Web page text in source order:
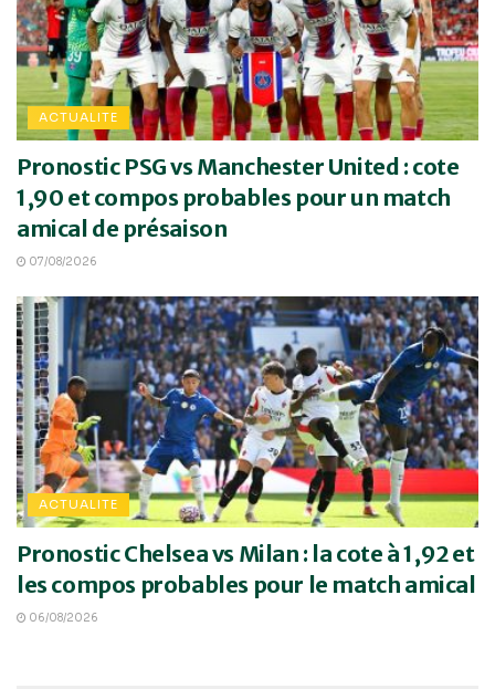
ACTUALITE
Pronostic PSG vs Manchester United : cote
1,90 et compos probables pour un match
amical de présaison
07/08/2026
ACTUALITE
Pronostic Chelsea vs Milan : la cote à 1,92 et
les compos probables pour le match amical
06/08/2026